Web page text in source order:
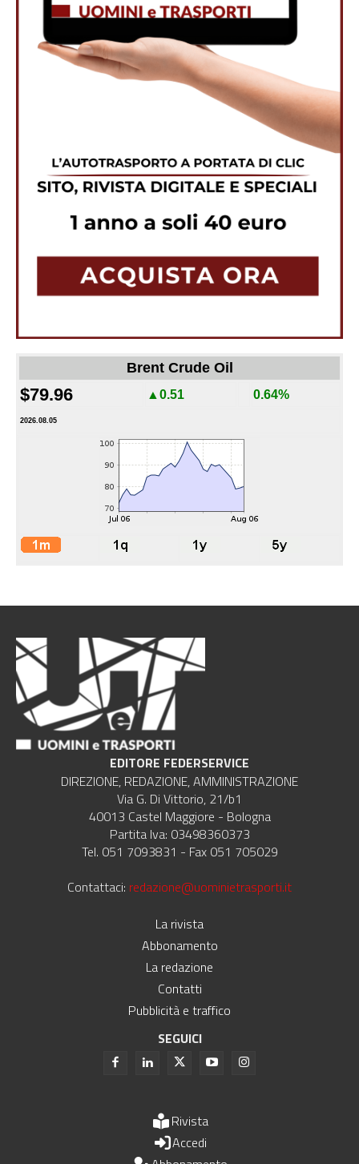
Brent Crude Oil
$79.96 ▲0.51 0.64%
2026.08.05
EDITORE FEDERSERVICE
DIREZIONE, REDAZIONE, AMMINISTRAZIONE
Via G. Di Vittorio, 21/b1
40013 Castel Maggiore - Bologna
Partita Iva: 03498360373
Tel. 051 7093831 - Fax 051 705029
Contattaci: redazione@uominietrasporti.it
La rivista
Abbonamento
La redazione
Contatti
Pubblicità e traffico
SEGUICI
Rivista
Accedi